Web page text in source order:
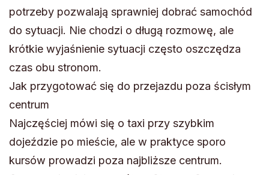
potrzeby pozwalają sprawniej dobrać samochód
do sytuacji. Nie chodzi o długą rozmowę, ale
krótkie wyjaśnienie sytuacji często oszczędza
czas obu stronom.
Jak przygotować się do przejazdu poza ścisłym
centrum
Najczęściej mówi się o taxi przy szybkim
dojeździe po mieście, ale w praktyce sporo
kursów prowadzi poza najbliższe centrum.